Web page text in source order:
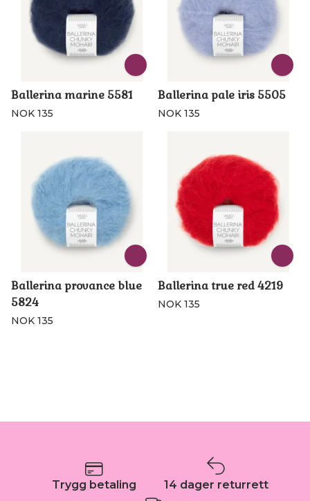
Ballerina marine 5581
NOK 135
Ballerina pale iris 5505
NOK 135
Ballerina provance blue
5824
NOK 135
Ballerina true red 4219
NOK 135
Trygg betaling 14 dager returrett